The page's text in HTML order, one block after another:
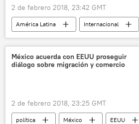
2 de febrero 2018, 23:42 GMT
América Latina
Internacional
Venezuela
Primero Justicia (PJ)
Consejo Nacional Electoral de Venezuela (CNE)
noticias
México acuerda con EEUU proseguir
diálogo sobre migración y comercio
2 de febrero 2018, 23:25 GMT
política México
EEUU